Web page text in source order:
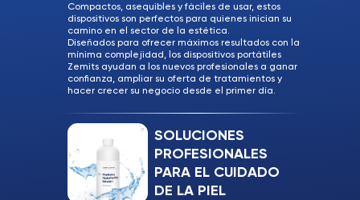
SOLUCIONES
PROFESIONALES
PARA EL CUIDADO
DE LA PIEL
Compactos, asequibles y fáciles de usar, estos
dispositivos son perfectos para quienes inician su
camino en el sector de la estética.
Diseñados para ofrecer máximos resultados con la
mínima complejidad, los dispositivos portátiles
Zemits ayudan a los nuevos profesionales a ganar
confianza, ampliar su oferta de tratamientos y
hacer crecer su negocio desde el primer día.